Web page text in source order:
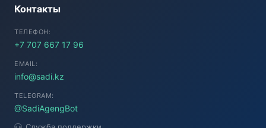
Контакты
ТЕЛЕФОН:
+7 707 667 17 96
EMAIL:
info@sadi.kz
TELEGRAM:
@SadiAgengBot